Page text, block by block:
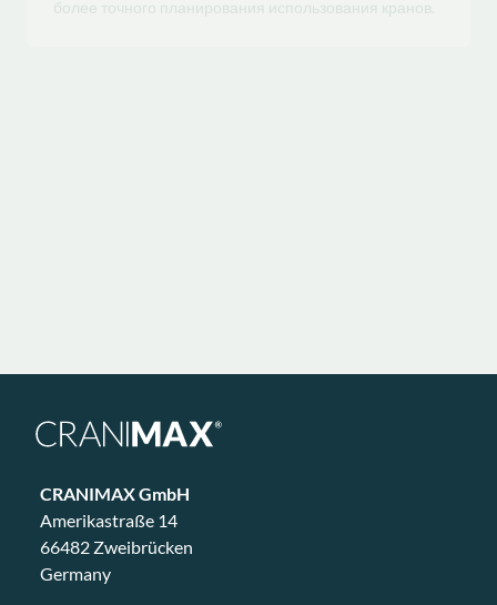
CRANIMAX GmbH
Amerikastraße 14
66482 Zweibrücken
Germany